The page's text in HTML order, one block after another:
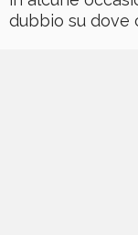
dubbio su dove